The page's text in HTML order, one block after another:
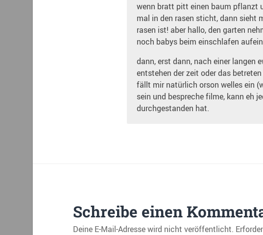
wenn bratt pitt einen baum pflanzt
mal in den rasen sticht, dann sieht
rasen ist! aber hallo, den garten
noch babys beim einschlafen
dann, erst dann, nach einer langen
entstehen der zeit oder das
fällt mir natürlich orson welles ein
sein und bespreche filme, kann eh
durchgestanden hat.
Schreibe einen
Deine E-Mail-Adresse wird nicht veröffentlicht.